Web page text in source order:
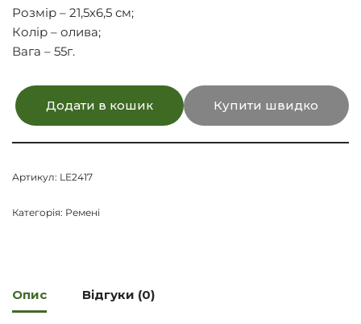
Розмір – 21,5х6,5 см;
Колір – олива;
Вага – 55г.
Додати в кошик Купити швидко
Артикул: LE2417
Категорія: Ремені
Опис Відгуки (0)